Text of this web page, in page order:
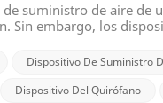
suministro de aire
Sin embargo, los
y humedad
de aire de boca
existentes
Dispositivo De Suministro
Dispositivo Del Quirófano